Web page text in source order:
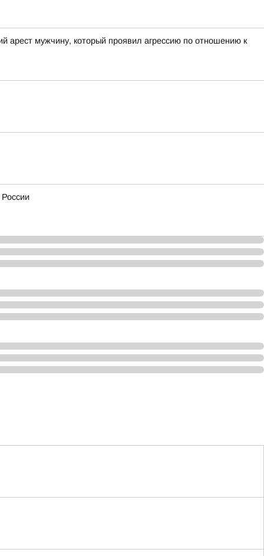
арест мужчину, который проявил агрессию по отношению к